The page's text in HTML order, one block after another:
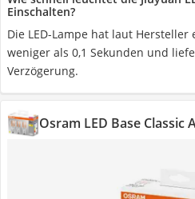
Einschalten?
Die LED-Lampe hat laut
weniger als 0,1 Sekunden und
Verzögerung.
Osram LED Base Classic